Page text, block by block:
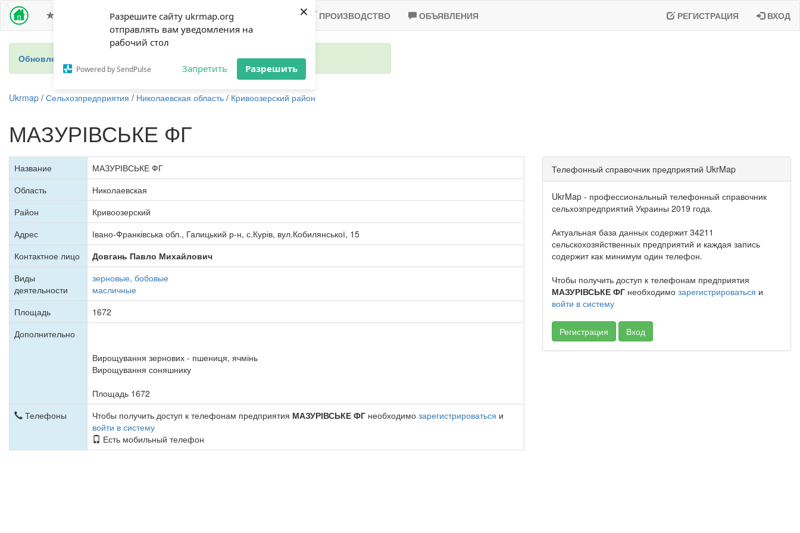
Разрешите сайту ukrmap.org
отправлять вам уведомления на
рабочий стол
Powered by SendPulse Запретить Разрешить
×
ПРЕМИУМ ДОСТУП СЕЛЬХОЗПРЕДПРИЯТИЯ-2020 ПРОИЗВОДСТВО ОБЪЯВЛЕНИЯ РЕГИСТРАЦИЯ ВХОД
Обновление 2024 - новый справочник фермеров Украины
Ukrmap / Сельхозпредприятия / Николаевская область / Кривоозерский район
МАЗУРІВСЬКЕ ФГ
Название
МАЗУРІВСЬКЕ ФГ
Область
Николаевская
Район
Кривоозерский
Адрес
Івано-Франківська обл., Галицький р-н, с.Курів, вул.Кобилянської, 15
Контактное лицо
Довгань Павло Михайлович
Виды
деятельности
зерновые, бобовые
масличные
Площадь
1672
Дополнительно
Вирощування зернових - пшениця, ячмінь
Вирощування соняшнику
Площадь 1672
Телефоны
Чтобы получить доступ к телефонам предприятия МАЗУРІВСЬКЕ ФГ необходимо зарегистрироваться и
войти в систему
Есть мобильный телефон
Телефонный справочник предприятий UkrMap
UkrMap - профессиональный телефонный справочник
сельхозпредприятий Украины 2019 года.
Актуальная база данных содержит 34211
сельскохозяйственных предприятий и каждая запись
содержит как минимум один телефон.
Чтобы получить доступ к телефонам предприятия
МАЗУРІВСЬКЕ ФГ необходимо зарегистрироваться и
войти в систему
Регистрация Вход